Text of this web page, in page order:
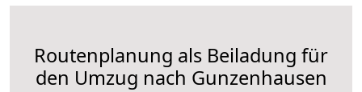
Routenplanung als Beiladung für
den Umzug nach Gunzenhausen